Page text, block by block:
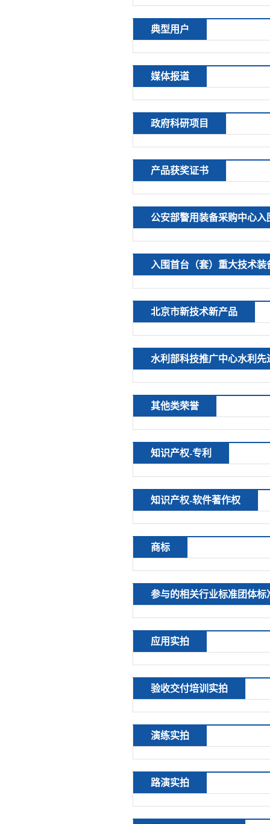
典型用户
媒体报道
政府科研项目
产品获奖证书
公安部警用装备采购中心入
入围首台（套）重大技术装
北京市新技术新产品
水利部科技推广中心水利
其他类荣誉
知识产权-专利
知识产权-软件著作权
商标
参与的相关行业标准团体标
应用实拍
验收交付培训实拍
演练实拍
路演实拍